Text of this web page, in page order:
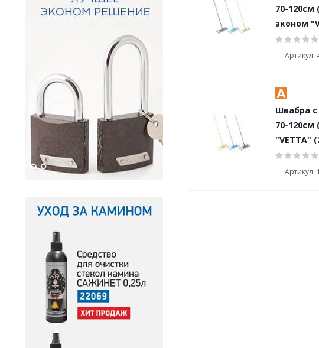
70-120см
эконом
Артикул:
Швабра с
70-120см
"VETTA"
Артикул: